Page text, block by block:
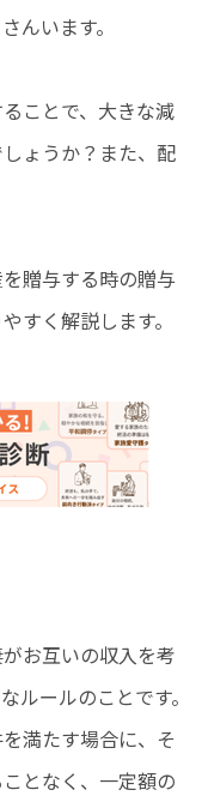
んいます。
ことで、大きな減
ょうか？また、配
贈与する時の贈与
すく解説します。
お互いの収入を考
ルールのことです。
満たす場合に、そ
となく、一定額の